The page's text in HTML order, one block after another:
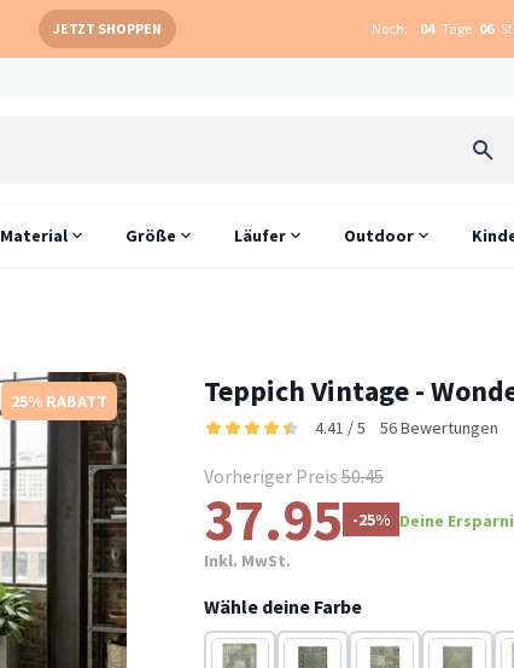
JETZT SHOPPEN Noch: 04 Tage 06
Material Größe Läufer Outdoor
25% RABATT Teppich Vintage -
4.41 / 5 56 Bewertungen
Vorheriger Preis 50.45
37.95 -25% Deine
Inkl. MwSt.
Wähle deine Farbe